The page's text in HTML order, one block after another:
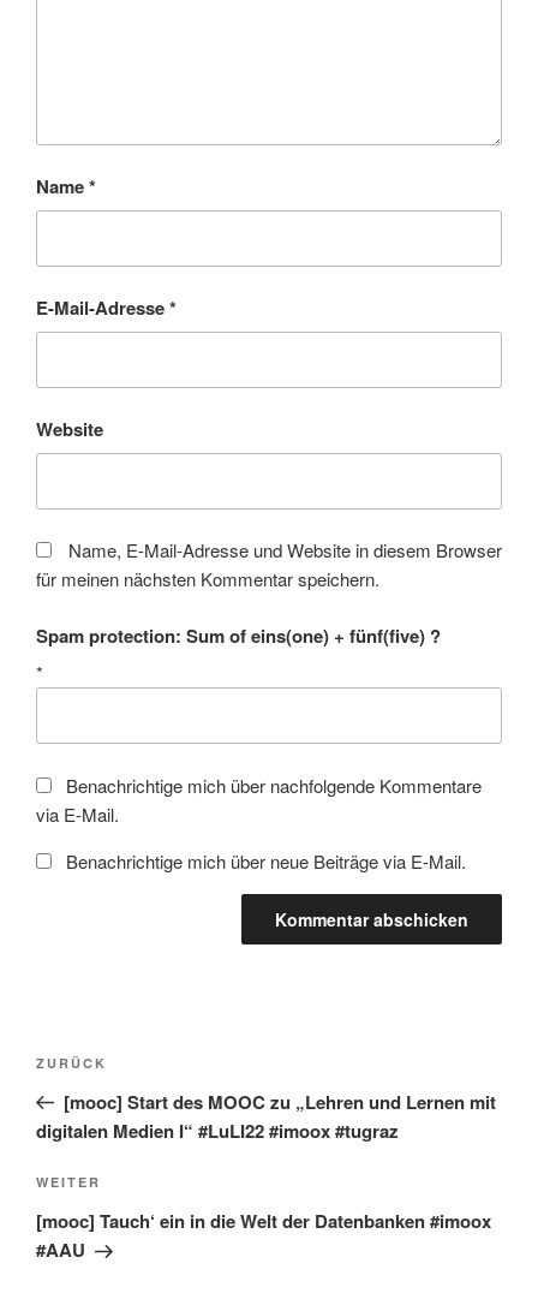
Name*
E-Mail-Adresse*
Website
Name, E-Mail-Adresse und Website in diesem Browser
für meinen nächsten Kommentar speichern.
Spam protection: Sum of eins(one) + fünf(five) ?
*
Benachrichtige mich über nachfolgende Kommentare
via E-Mail.
Benachrichtige mich über neue Beiträge via E-Mail.
Beitragsnavigation
Vorheriger
Beitrag
ZURÜCK
[mooc] Start des MOOC zu „Lehren und Lernen mit
digitalen Medien I“ #LuLI22 #imoox #tugraz
Nächster
Beitrag
WEITER
[mooc] Tauch‘ ein in die Welt der Datenbanken #imoox
#AAU